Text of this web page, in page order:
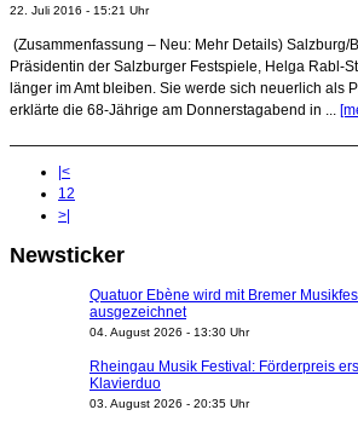
22. Juli 2016 - 15:21 Uhr
(Zusammenfassung – Neu: Mehr Details) Salzburg/
Präsidentin der Salzburger Festspiele, Helga Rabl-
länger im Amt bleiben. Sie werde sich neuerlich als
erklärte die 68-Jährige am Donnerstagabend in ...
|<
1 2
>|
Newsticker
Quatuor Ebène wird mit Bremer
ausgezeichnet
04. August 2026 - 13:30 Uhr
Rheingau Musik Festival: Förderpreis
Klavierduo
03. August 2026 - 20:35 Uhr